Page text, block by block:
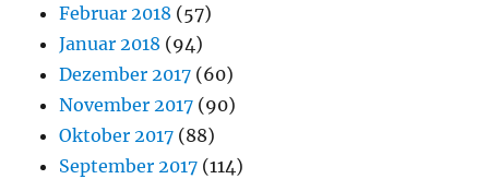
Februar 2018 (57)
Januar 2018 (94)
Dezember 2017 (60)
November 2017 (90)
Oktober 2017 (88)
September 2017 (114)